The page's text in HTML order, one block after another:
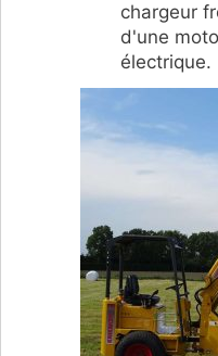
chargeur
d'une
électrique.